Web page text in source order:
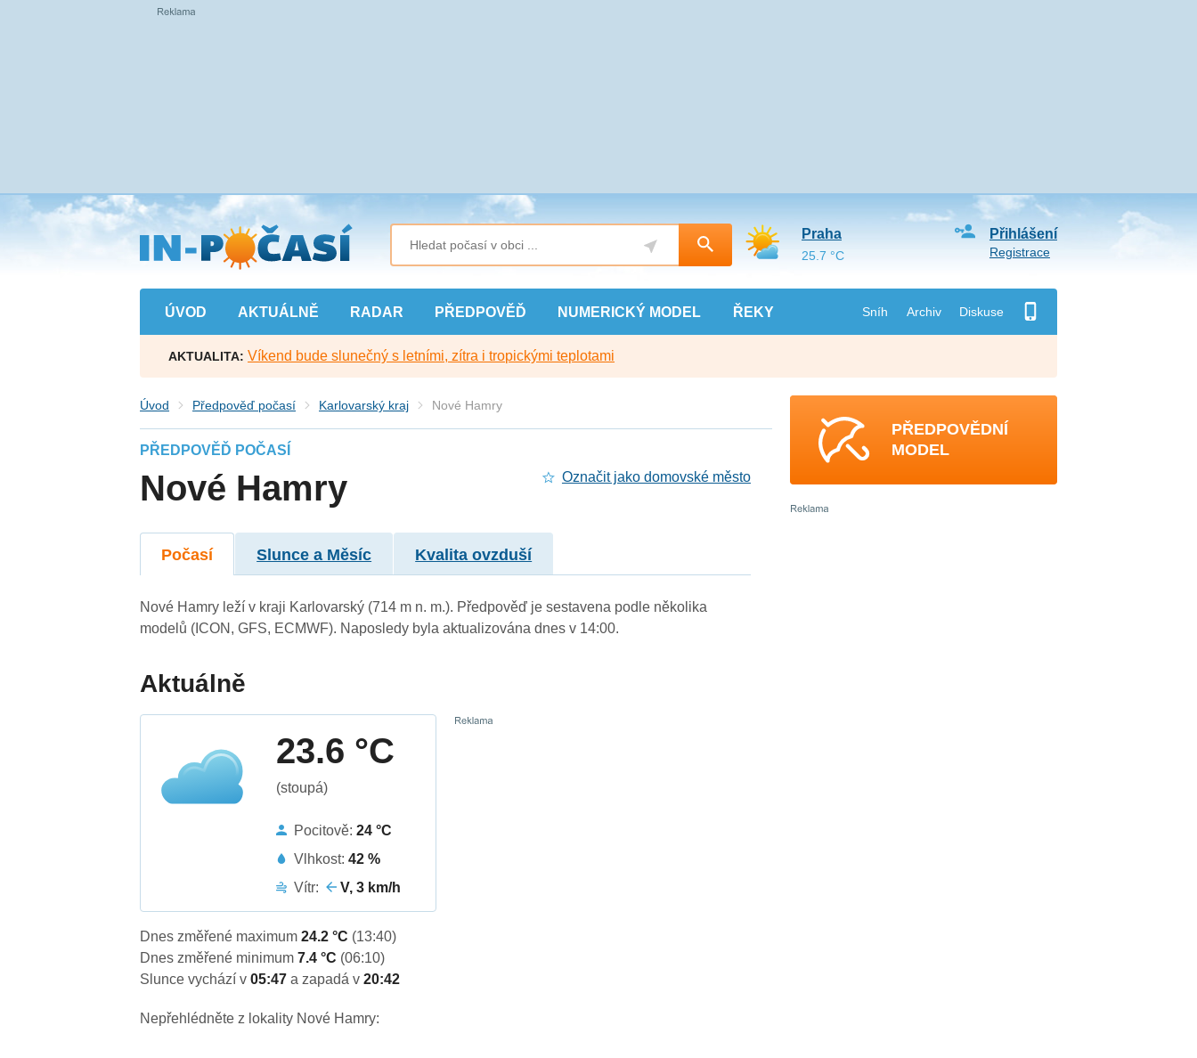
Přejít
na
hlavní
obsah
ÚVOD AKTUÁLNĚ RADAR PŘEDPOVĚĎ NUMERICKÝ MODEL ŘEKY Sníh Archiv Diskuse
Přihlášení
Registrace
Praha
25.7 °C
AKTUALITA: Víkend bude slunečný s letními, zítra i tropickými teplotami
Úvod Předpověď počasí Karlovarský kraj Nové Hamry
PŘEDPOVĚĎ POČASÍ
Nové Hamry Označit jako domovské město
Počasí Slunce a Měsíc Kvalita ovzduší
Nové Hamry leží v kraji Karlovarský (714 m n. m.). Předpověď je sestavena podle několika
modelů (ICON, GFS, ECMWF). Naposledy byla aktualizována dnes v 14:00.
Aktuálně
23.6 °C
(stoupá)
Pocitově:24 °C
Vlhkost:42 %
Vítr:
V, 3 km/h
Dnes změřené maximum24.2 °C (13:40)
Dnes změřené minimum7.4 °C (06:10)
Slunce vychází v05:47a zapadá v20:42
Nepřehlédněte z lokality Nové Hamry:
PŘEDPOVĚDNÍ
MODEL